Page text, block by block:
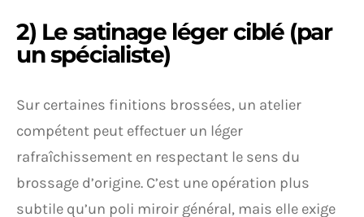
2) Le satinage léger ciblé (par
un spécialiste)
Sur certaines finitions brossées, un atelier
compétent peut effectuer un léger
rafraîchissement en respectant le sens du
brossage d’origine. C’est une opération plus
subtile qu’un poli miroir général, mais elle exige